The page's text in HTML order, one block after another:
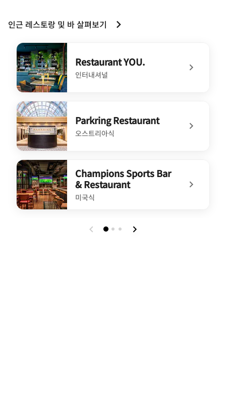
인근 레스토랑 및 바 살펴보기
Restaurant YOU.
인터내셔널
undefined Restaurant YOU.
Parkring Restaurant
오스트리아식
undefined Parkring Restaurant
Champions Sports Bar
& Restaurant
미국식
undefined Champions Sports Bar & Restaurant